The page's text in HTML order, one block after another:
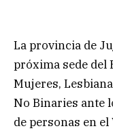
La provincia de
próxima sede del
Mujeres,
No Binaries ante
de personas en